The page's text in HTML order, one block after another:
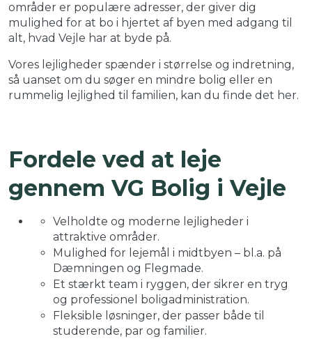
områder er populære adresser, der giver dig
mulighed for at bo i hjertet af byen med adgang til
alt, hvad Vejle har at byde på.
Vores lejligheder spænder i størrelse og indretning,
så uanset om du søger en mindre bolig eller en
rummelig lejlighed til familien, kan du finde det her.
Fordele ved at leje
gennem VG Bolig i Vejle
Velholdte og moderne lejligheder i
attraktive områder.
Mulighed for lejemål i midtbyen – bl.a. på
Dæmningen og Flegmade.
Et stærkt team i ryggen, der sikrer en tryg
og professionel boligadministration.
Fleksible løsninger, der passer både til
studerende, par og familier.